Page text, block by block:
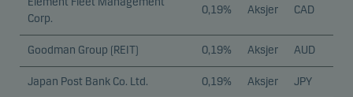
Corp.
0,19% Aksjer CAD
Goodman Group (REIT) 0,19% Aksjer AUD
Japan Post Bank Co. Ltd. 0,19% Aksjer JPY